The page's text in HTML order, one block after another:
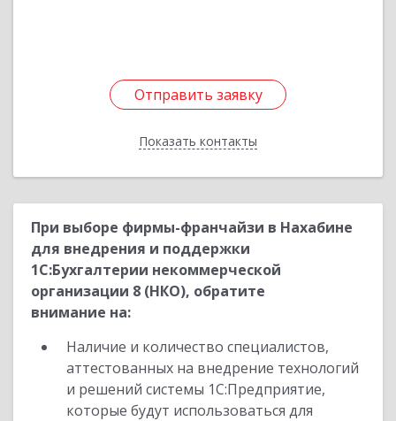
Отправить заявку
Показать контакты
Отправить заявку
Назад
При выборе фирмы-франчайзи в Нахабине
для внедрения и поддержки
1С:Бухгалтерии некоммерческой
организации 8 (НКО), обратите
внимание на:
Наличие и количество специалистов,
аттестованных на внедрение технологий
и решений системы 1С:Предприятие,
которые будут использоваться для